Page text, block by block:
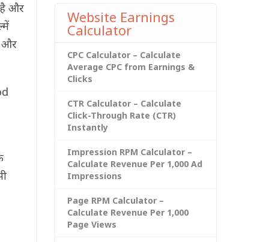
और
और
Website Earnings
Calculator
CPC Calculator – Calculate
Average CPC from Earnings &
Clicks
CTR Calculator – Calculate
Click-Through Rate (CTR)
Instantly
Impression RPM Calculator –
Calculate Revenue Per 1,000 Ad
Impressions
Page RPM Calculator –
Calculate Revenue Per 1,000
Page Views